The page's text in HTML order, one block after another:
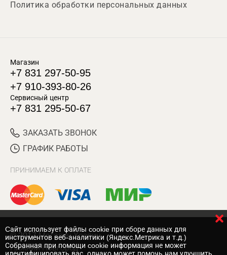
Политика обработки персональных данных
Магазин
+7 831 297-50-95
+7 910-393-80-26
Сервисный центр
+7 831 295-50-67
ЗАКАЗАТЬ ЗВОНОК
ГРАФИК РАБОТЫ
ПРИНИМАЕМ К ОПЛАТЕ
© 2017 Магазин Хозяин
Нижний Новгород
Cайт использует файлы cookie при сборе данных для
инструментов веб-аналитики (Яндекс.Метрика и т.д.)
Собранная при помощи cookie информация не может